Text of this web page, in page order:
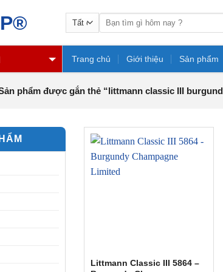
Tìm
kiếm:
Trang chủ Giới thiệu Sản phẩm
phẩm được gắn thẻ “littmann classic III
Littmann Classic III 5864 –